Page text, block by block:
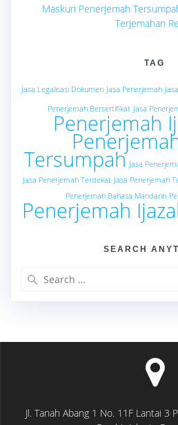
Maskuri Penerjemah
Terjemahan
TAG
Jasa Legalisasi Dokumen Jasa Penerjemah
Penerjemah Bersertifikat Jasa
Penerjemah
Tersumpah Jasa
Jasa Penerjemah Terdekat Jasa Penerjemah
Penerjemah Bahasa Mandarin
Penerjemah
SEARCH
Jl. Tanah Abang 1 No. 11F Lantai 3